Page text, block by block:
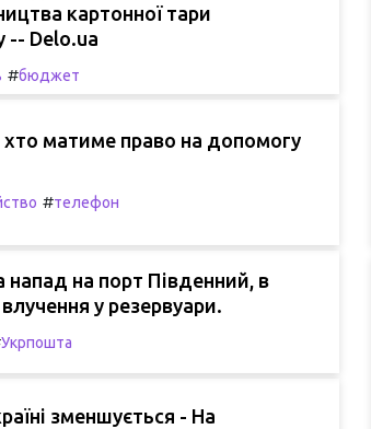
картонної тари
-- Delo.ua
#бюджет
хто матиме право на допомогу
#телефон
напад на порт Південний, в
у резервуари.
Укрпошта
зменшується - На